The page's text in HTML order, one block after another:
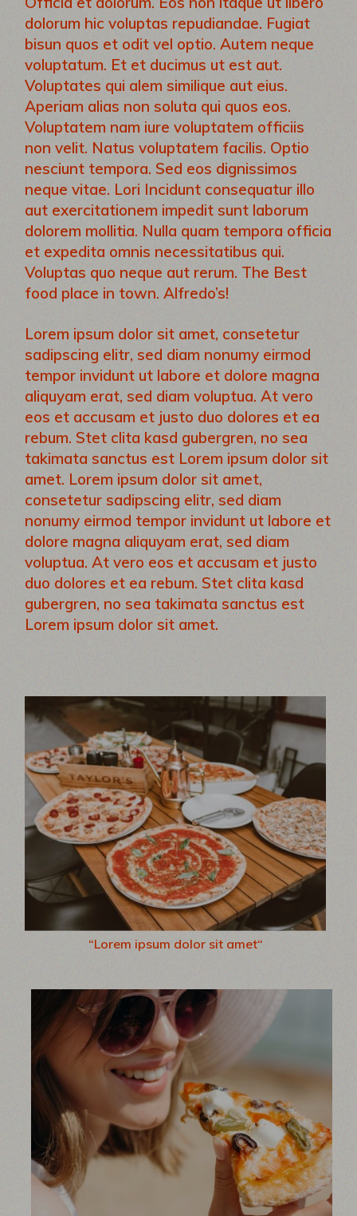
dolorum hic voluptas repudiandae. Fugiat
bisun quos et odit vel optio. Autem neque
voluptatum. Et et ducimus ut est aut.
Voluptates qui alem similique aut eius.
Aperiam alias non soluta qui quos eos.
Voluptatem nam iure voluptatem officiis
non velit. Natus voluptatem facilis. Optio
nesciunt tempora. Sed eos dignissimos
neque vitae. Lori Incidunt consequatur illo
aut exercitationem impedit sunt laborum
dolorem mollitia. Nulla quam tempora officia
et expedita omnis necessitatibus qui.
Voluptas quo neque aut rerum. The Best
food place in town. Alfredo’s!
Lorem ipsum dolor sit amet, consetetur
sadipscing elitr, sed diam nonumy eirmod
tempor invidunt ut labore et dolore magna
aliquyam erat, sed diam voluptua. At vero
eos et accusam et justo duo dolores et ea
rebum. Stet clita kasd gubergren, no sea
takimata sanctus est Lorem ipsum dolor sit
amet. Lorem ipsum dolor sit amet,
consetetur sadipscing elitr, sed diam
nonumy eirmod tempor invidunt ut labore et
dolore magna aliquyam erat, sed diam
voluptua. At vero eos et accusam et justo
duo dolores et ea rebum. Stet clita kasd
gubergren, no sea takimata sanctus est
Lorem ipsum dolor sit amet.
“Lorem ipsum dolor sit amet“